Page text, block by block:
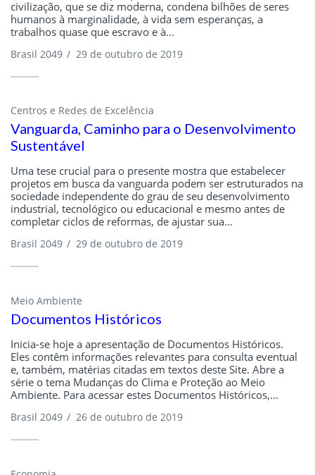
civilização, que se diz moderna, condena bilhões de seres
humanos à marginalidade, à vida sem esperanças, a
trabalhos quase que escravo e à...
Brasil 2049 / 29 de outubro de 2019
Centros e Redes de Excelência
Vanguarda, Caminho para o Desenvolvimento
Sustentável
Uma tese crucial para o presente mostra que estabelecer
projetos em busca da vanguarda podem ser estruturados na
sociedade independente do grau de seu desenvolvimento
industrial, tecnológico ou educacional e mesmo antes de
completar ciclos de reformas, de ajustar sua...
Brasil 2049 / 29 de outubro de 2019
Meio Ambiente
Documentos Históricos
Inicia-se hoje a apresentação de Documentos Históricos.
Eles contêm informações relevantes para consulta eventual
e, também, matérias citadas em textos deste Site. Abre a
série o tema Mudanças do Clima e Proteção ao Meio
Ambiente. Para acessar estes Documentos Históricos,...
Brasil 2049 / 26 de outubro de 2019